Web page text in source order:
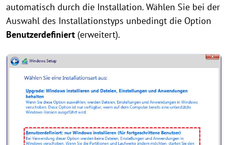
automatisch durch die Installation. Wählen Sie bei der
Auswahl des Installationstyps unbedingt die Option
Benutzerdefiniert (erweitert).